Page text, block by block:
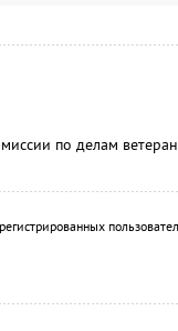
по делам